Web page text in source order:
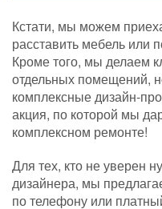
Кстати, мы можем
расставить мебель или
Кроме того, мы делаем
отдельных помещений,
комплексные дизайн-
акция, по которой мы
комплексном ремонте!
Для тех, кто не уверен
дизайнера, мы
по телефону или